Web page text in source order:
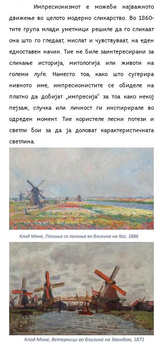
движење во целото модерно сликарство. Во 1860-
тите група млади уметници решиле да го сликаат
она што го гледаат, мислат и чувствуваат, на еден
едноставен начин. Тие не биле заинтересирани за
сликање историја, митологија или животи на
големи луѓе. Наместо тоа, како што сугерира
нивното име, импресионистите се обиделе на
платно да добијат „импресија“ за тоа како некој
пејзаж, случка или личност ги инспирирале во
одреден момент. Тие користеле лесни потези и
светли бои за да ја доловат карактеристичната
светлина.